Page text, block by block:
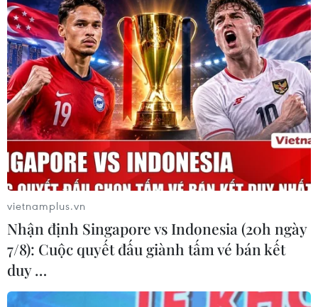
vietnamplus.vn
Nhận định Singapore vs Indonesia (20h ngày
7/8): Cuộc quyết đấu giành tấm vé bán kết
duy …